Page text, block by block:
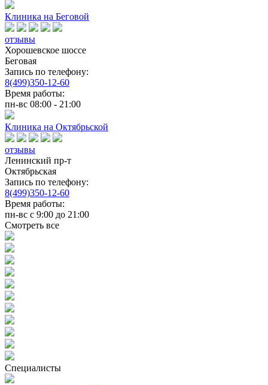
Клиника на Беговой
отзывы
Хорошевское шоссе
Беговая
Запись по телефону:
8(499)350-12-60
Время работы:
пн-вс 08:00 - 21:00
Клиника на Октябрьской
отзывы
Ленинский пр-т
Октябрьская
Запись по телефону:
8(499)350-12-60
Время работы:
пн-вс с 9:00 до 21:00
Смотреть все
Специалисты